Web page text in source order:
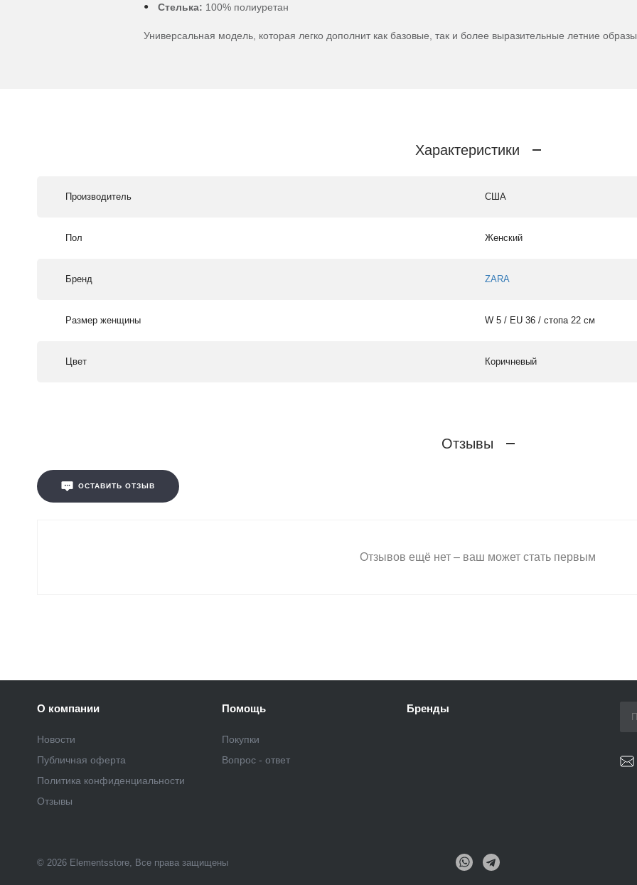
Стелька: 100% полиуретан
Универсальная модель, которая легко дополнит как базовые, так и более выразительные летние
Характеристики
Производитель США
Пол Женский
Бренд ZARA
Размер женщины W 5 / EU 36 / стопа 22 см
Цвет Коричневый
Отзывы
ОСТАВИТЬ ОТЗЫВ
Отзывов ещё нет – ваш может стать первым
О компании
Новости
Публичная оферта
Политика конфиденциальности
Отзывы
Помощь
Покупки
Вопрос - ответ
Бренды
© 2026 Elementsstore, Все права защищены